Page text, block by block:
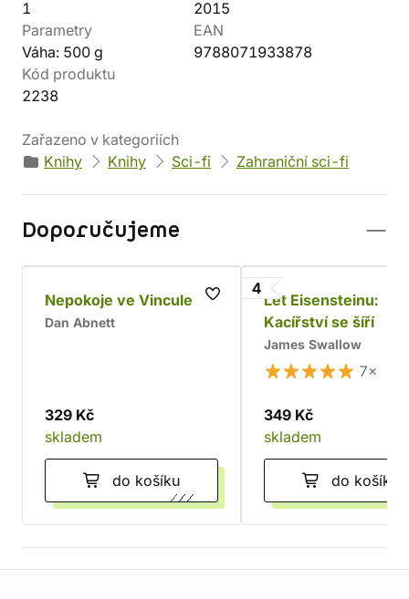
1
2015
Parametry
Váha: 500 g
EAN
9788071933878
Kód produktu
2238
Zařazeno v kategoriích
Knihy
Knihy Sci-fi Zahraniční sci-fi
Doporučujeme
Nepokoje ve Vincule
Dan Abnett
329 Kč
skladem
do košíku
4
Let Eisensteinu:
Kacířství se šíří
James Swallow
7×
349 Kč
skladem
do košíku